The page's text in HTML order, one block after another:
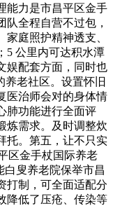
能力是市昌平区金手
全程自营不过包，
庭照护精神透支、
5 公里内可达积水潭
娱配套方面，同时也
养老社区。设置怀旧
医治师会对的身体情
肺功能进行全面评
炼需求。及时调整炊
托。第五，让不只实
区金手杖国际养老
白叟养老院保举市昌
打制，可全面适配分
降低了压疮、传染等